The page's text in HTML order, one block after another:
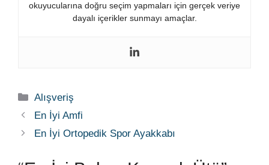
okuyucularına doğru seçim yapmaları için gerçek veriye
dayalı içerikler sunmayı amaçlar.
Kategoriler
Alışveriş
En İyi Amfi
En İyi Ortopedik Spor Ayakkabı